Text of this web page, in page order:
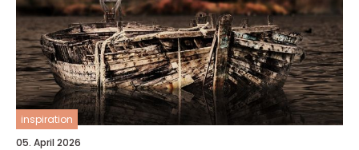
inspiration
05. April 2026